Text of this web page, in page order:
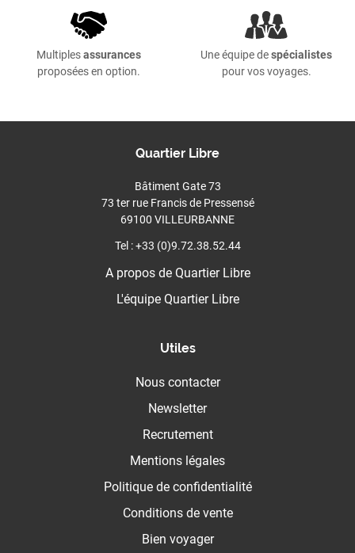
Multiplesassurances
proposées en option.
Une équipe despécialistes
pour vos voyages.
Quartier Libre
Bâtiment Gate 73
73 ter rue Francis de Pressensé
69100 VILLEURBANNE
Tel : +33 (0)9.72.38.52.44
A propos de Quartier Libre
L'équipe Quartier Libre
Utiles
Nous contacter
Newsletter
Recrutement
Mentions légales
Politique de confidentialité
Conditions de vente
Bien voyager